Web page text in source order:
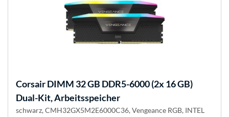
CorsairDIMM 32 GB DDR5-6000 (2x 16 GB)
Dual-Kit, Arbeitsspeicher
schwarz, CMH32GX5M2E6000C36, Vengeance RGB, INTEL